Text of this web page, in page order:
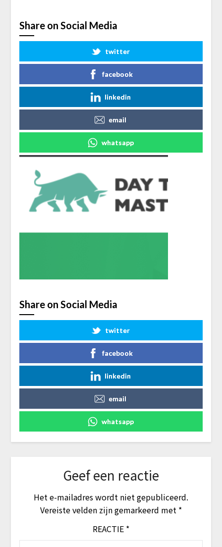
Share on Social Media
twitter
facebook
linkedin
email
whatsapp
Share on Social Media
twitter
facebook
linkedin
email
whatsapp
Geef een reactie
Het e-mailadres wordt niet gepubliceerd.
Vereiste velden zijn gemarkeerd met *
REACTIE *